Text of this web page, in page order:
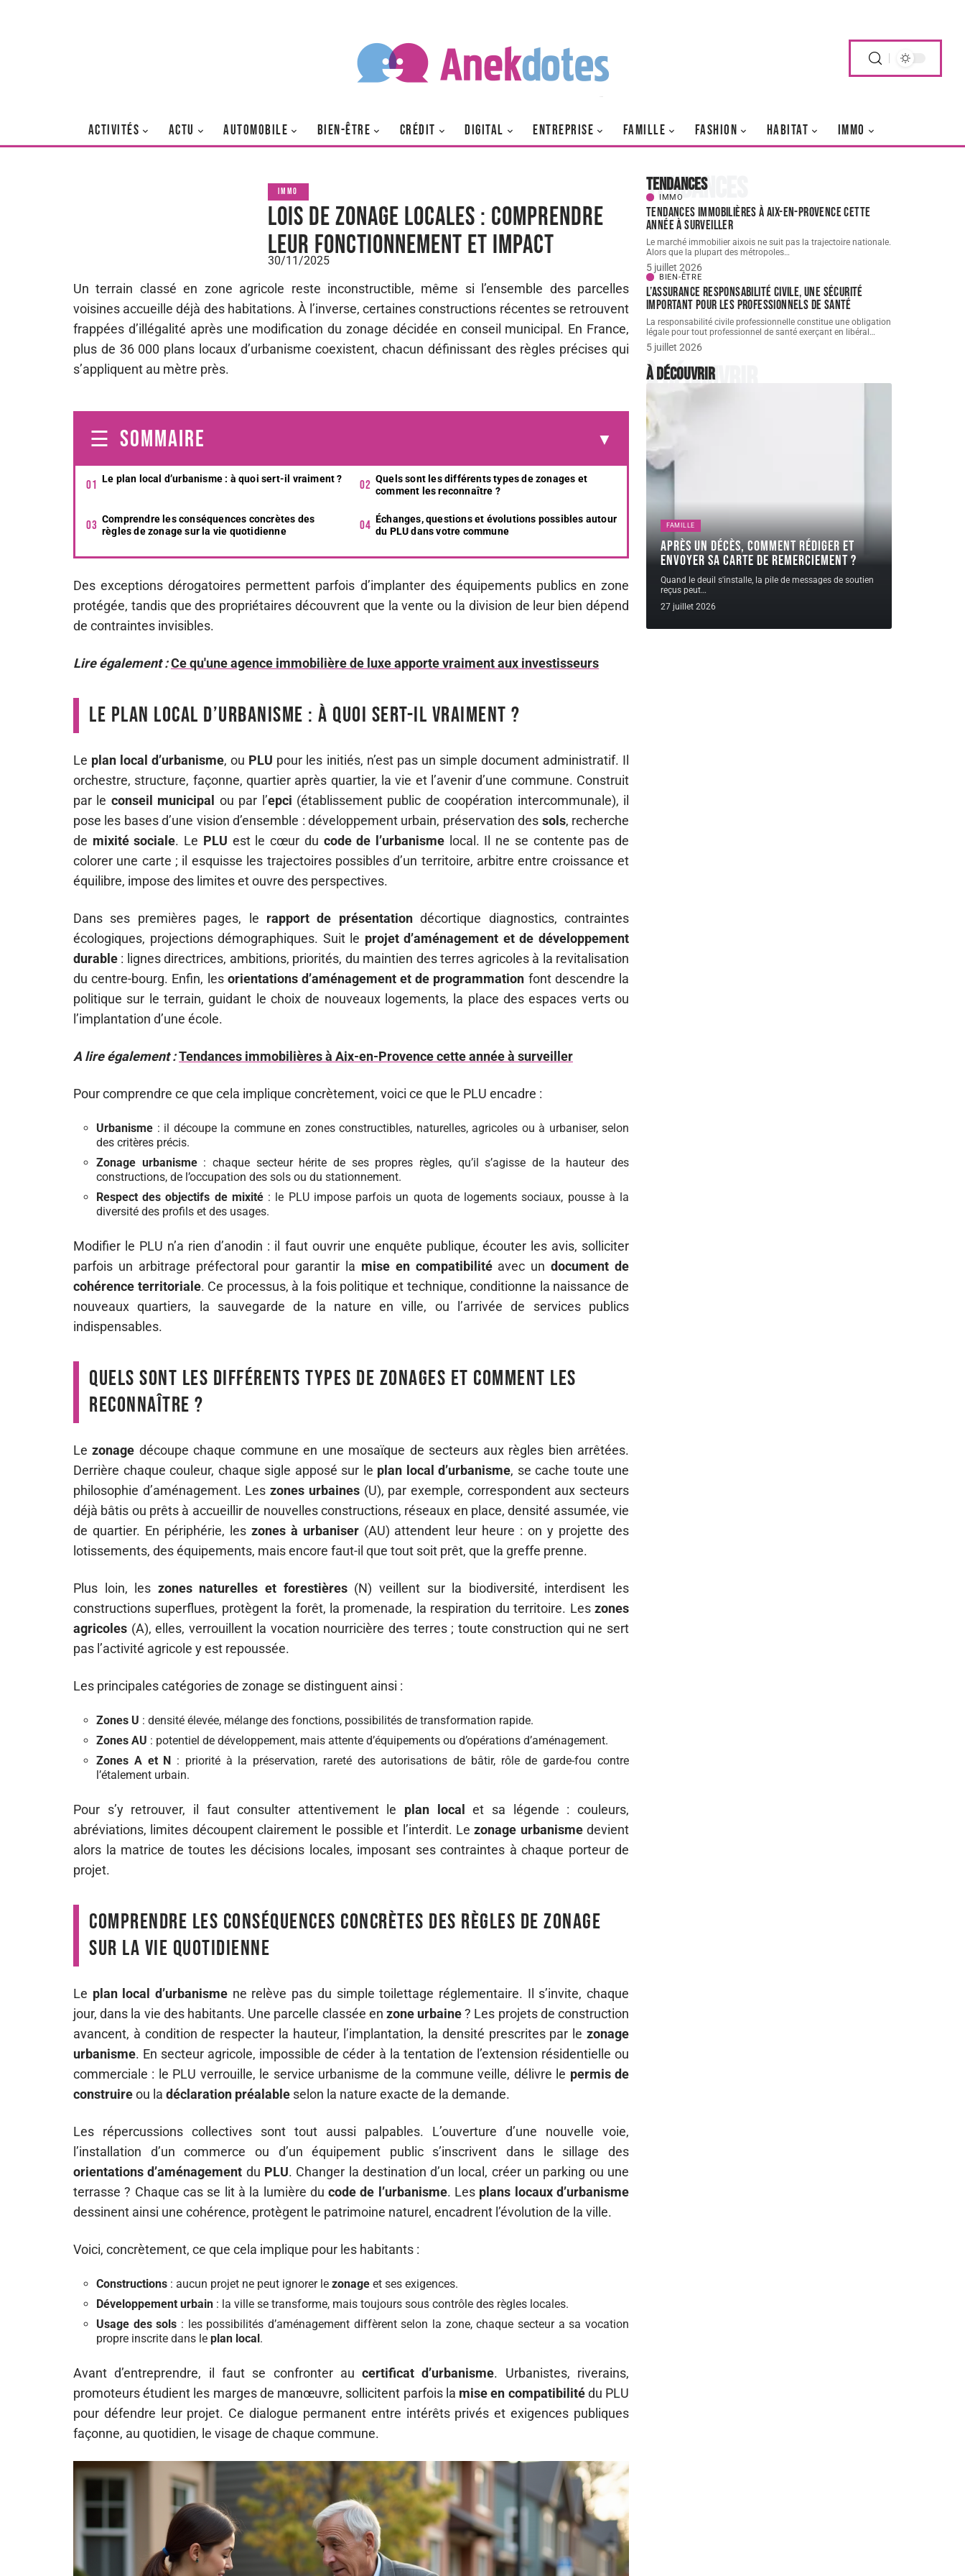
ACTIVITÉS ACTU AUTOMOBILE BIEN-ÊTRE CRÉDIT DIGITAL ENTREPRISE FAMILLE FASHION HABITAT IMMO
IMMO
Lois de zonage locales : comprendre
leur fonctionnement et impact
30/11/2025
Un terrain classé en zone agricole reste inconstructible, même si l’ensemble des parcelles
voisines accueille déjà des habitations. À l’inverse, certaines constructions récentes se retrouvent
frappées d’illégalité après une modification du zonage décidée en conseil municipal. En France,
plus de 36 000 plans locaux d’urbanisme coexistent, chacun définissant des règles précises qui
s’appliquent au mètre près.
SOMMAIRE
Le plan local d’urbanisme : à quoi sert-il vraiment ?
Quels sont les différents types de zonages et
comment les reconnaître ?
Comprendre les conséquences concrètes des
règles de zonage sur la vie quotidienne
Échanges, questions et évolutions possibles autour
du PLU dans votre commune
Des exceptions dérogatoires permettent parfois d’implanter des équipements publics en zone
protégée, tandis que des propriétaires découvrent que la vente ou la division de leur bien dépend
de contraintes invisibles.
Lire également :Ce qu'une agence immobilière de luxe apporte vraiment aux investisseurs
Le plan local d’urbanisme : à quoi sert-il vraiment ?
Le plan local d’urbanisme, ou PLU pour les initiés, n’est pas un simple document administratif. Il
orchestre, structure, façonne, quartier après quartier, la vie et l’avenir d’une commune. Construit
par le conseil municipal ou par l’epci (établissement public de coopération intercommunale), il
pose les bases d’une vision d’ensemble : développement urbain, préservation des sols, recherche
de mixité sociale. Le PLU est le cœur du code de l’urbanisme local. Il ne se contente pas de
colorer une carte ; il esquisse les trajectoires possibles d’un territoire, arbitre entre croissance et
équilibre, impose des limites et ouvre des perspectives.
Dans ses premières pages, le rapport de présentationdécortique diagnostics, contraintes
écologiques, projections démographiques. Suit le projet d’aménagement et de développement
durable : lignes directrices, ambitions, priorités, du maintien des terres agricoles à la revitalisation
du centre-bourg. Enfin, les orientations d’aménagement et de programmation font descendre la
politique sur le terrain, guidant le choix de nouveaux logements, la place des espaces verts ou
l’implantation d’une école.
A lire également :Tendances immobilières à Aix-en-Provence cette année à surveiller
Pour comprendre ce que cela implique concrètement, voici ce que le PLU encadre :
Urbanisme : il découpe la commune en zones constructibles, naturelles, agricoles ou à urbaniser, selon
des critères précis.
Zonage urbanisme: chaque secteur hérite de ses propres règles, qu’il s’agisse de la hauteur des
constructions, de l’occupation des sols ou du stationnement.
Respect des objectifs de mixité: le PLU impose parfois un quota de logements sociaux, pousse à la
diversité des profils et des usages.
Modifier le PLU n’a rien d’anodin : il faut ouvrir une enquête publique, écouter les avis, solliciter
parfois un arbitrage préfectoral pour garantir la mise en compatibilitéavec undocument de
cohérence territoriale. Ce processus, à la fois politique et technique, conditionne la naissance de
nouveaux quartiers, la sauvegarde de la nature en ville, ou l’arrivée de services publics
indispensables.
Quels sont les différents types de zonages et comment les
reconnaître ?
Lezonage découpe chaque commune en une mosaïque de secteurs aux règles bien arrêtées.
Derrière chaque couleur, chaque sigle apposé sur le plan local d’urbanisme, se cache toute une
philosophie d’aménagement. Leszones urbaines(U), par exemple, correspondent aux secteurs
déjà bâtis ou prêts à accueillir de nouvelles constructions, réseaux en place, densité assumée, vie
de quartier. En périphérie, les zones à urbaniser(AU) attendent leur heure : on y projette des
lotissements, des équipements, mais encore faut-il que tout soit prêt, que la greffe prenne.
Plus loin, les zones naturelles et forestières(N) veillent sur la biodiversité, interdisent les
constructions superflues, protègent la forêt, la promenade, la respiration du territoire. Les zones
agricoles (A), elles, verrouillent la vocation nourricière des terres ; toute construction qui ne sert
pas l’activité agricole y est repoussée.
Les principales catégories de zonage se distinguent ainsi :
Zones U : densité élevée, mélange des fonctions, possibilités de transformation rapide.
Zones AU : potentiel de développement, mais attente d’équipements ou d’opérations d’aménagement.
Zones A et N : priorité à la préservation, rareté des autorisations de bâtir, rôle de garde-fou contre
l’étalement urbain.
Pour s’y retrouver, il faut consulter attentivement le plan local
et sa légende : couleurs,
abréviations, limites découpent clairement le possible et l’interdit. Lezonage urbanismedevient
alors la matrice de toutes les décisions locales, imposant ses contraintes à chaque porteur de
projet.
Comprendre les conséquences concrètes des règles de zonage
sur la vie quotidienne
Le plan local d’urbanisme ne relève pas du simple toilettage réglementaire. Il s’invite, chaque
jour, dans la vie des habitants. Une parcelle classée en zone urbaine? Les projets de construction
avancent, à condition de respecter la hauteur, l’implantation, la densité prescrites par le zonage
urbanisme. En secteur agricole, impossible de céder à la tentation de l’extension résidentielle ou
commerciale : le PLU verrouille, le service urbanisme de la commune veille, délivre le permis de
construireou la déclaration préalable selon la nature exacte de la demande.
Les répercussions collectives sont tout aussi palpables. L’ouverture d’une nouvelle voie,
l’installation d’un commerce ou d’un équipement public s’inscrivent dans le sillage des
orientations d’aménagement du PLU. Changer la destination d’un local, créer un parking ou une
terrasse ? Chaque cas se lit à la lumière ducode de l’urbanisme. Les plans locaux d’urbanisme
dessinent ainsi une cohérence, protègent le patrimoine naturel, encadrent l’évolution de la ville.
Voici, concrètement, ce que cela implique pour les habitants :
Constructions : aucun projet ne peut ignorer le zonage et ses exigences.
Développement urbain : la ville se transforme, mais toujours sous contrôle des règles locales.
Usage des sols : les possibilités d’aménagement diffèrent selon la zone, chaque secteur a sa vocation
propre inscrite dans le plan local.
Avant d’entreprendre, il faut se confronter aucertificat d’urbanisme. Urbanistes, riverains,
promoteurs étudient les marges de manœuvre, sollicitent parfois la mise en compatibilitédu PLU
pour défendre leur projet. Ce dialogue permanent entre intérêts privés et exigences publiques
façonne, au quotidien, le visage de chaque commune.
Tendances
Tendances
IMMO
Tendances immobilières à Aix-en-Provence cette
année à surveiller
Le marché immobilier aixois ne suit pas la trajectoire nationale.
Alors que la plupart des métropoles…
5 juillet 2026
BIEN-ÊTRE
L’assurance responsabilité civile, une sécurité
important pour les professionnels de santé
La responsabilité civile professionnelle constitue une obligation
légale pour tout professionnel de santé exerçant en libéral …
5 juillet 2026
À découvrir
À découvrir
FAMILLE
Après un décès, comment rédiger et
envoyer sa carte de remerciement ?
Quand le deuil s'installe, la pile de messages de soutien
reçus peut…
27 juillet 2026